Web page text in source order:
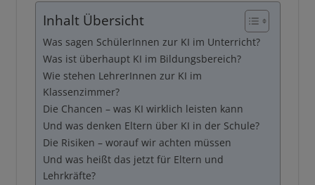
Inhalt Übersicht
Was sagen SchülerInnen zur KI im Unterricht?
Was ist überhaupt KI im Bildungsbereich?
Wie stehen LehrerInnen zur KI im
Klassenzimmer?
Die Chancen – was KI wirklich leisten kann
Und was denken Eltern über KI in der Schule?
Die Risiken – worauf wir achten müssen
Und was heißt das jetzt für Eltern und
Lehrkräfte?